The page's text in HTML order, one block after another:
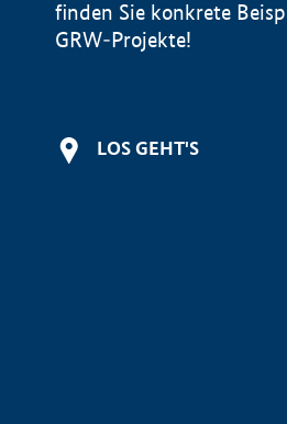
finden Sie konkrete
GRW-Projekte!
LOS GEHT'S